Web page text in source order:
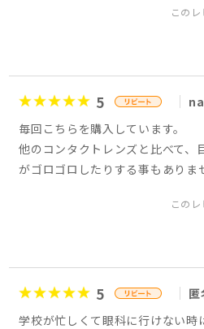
この
5
毎回こちらを購入しています。
他のコンタクトレンズと比べて、
がゴロゴロしたりする事もありま
この
5 匿
学校が忙しくて眼科に行けない時